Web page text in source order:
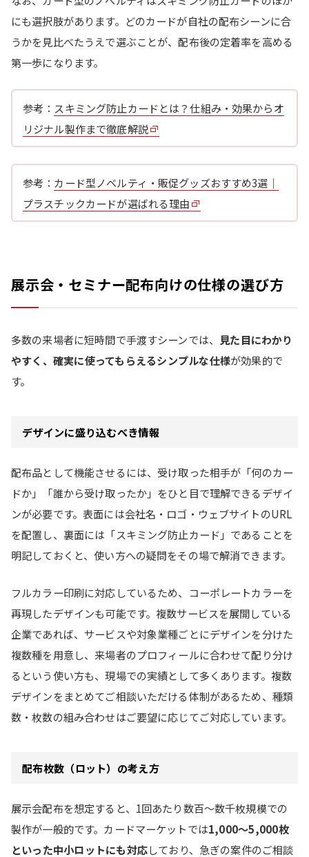
にも選択肢があります。どのカードが自社の配布シーンに合
うかを見比べたうえで選ぶことが、配布後の定着率を高める
第一歩になります。
参考： スキミング防止カードとは？仕組み・効果からオ
リジナル製作まで徹底解説
参考： カード型ノベルティ・販促グッズおすすめ3選｜
プラスチックカードが選ばれる理由
展示会・セミナー配布向けの仕様の選び方
多数の来場者に短時間で手渡すシーンでは、
見た目にわかり
やすく、確実に使ってもらえるシンプルな仕様が効果的で
す。
デザインに盛り込むべき情報
配布品として機能させるには、受け取った相手が「何のカー
ドか」「誰から受け取ったか」をひと目で理解できるデザイ
ンが必要です。表面には会社名・ロゴ・ウェブサイトのURL
を配置し、裏面には「スキミング防止カード」であることを
明記しておくと、使い方への疑問をその場で解消できます。
フルカラー印刷に対応しているため、コーポレートカラーを
再現したデザインも可能です。複数サービスを展開している
企業であれば、サービスや対象業種ごとにデザインを分けた
複数種を用意し、来場者のプロフィールに合わせて配り分け
るという使い方も、現場での実績として多くあります。複数
デザインをまとめてご相談いただける体制があるため、種類
数・枚数の組み合わせはご要望に応じてご対応しています。
配布枚数（ロット）の考え方
展示会配布を想定すると、1回あたり数百〜数千枚規模での
製作が一般的です。カードマーケットでは1,000〜5,000枚
といった中小ロットにも対応しており、急ぎの案件のご相談